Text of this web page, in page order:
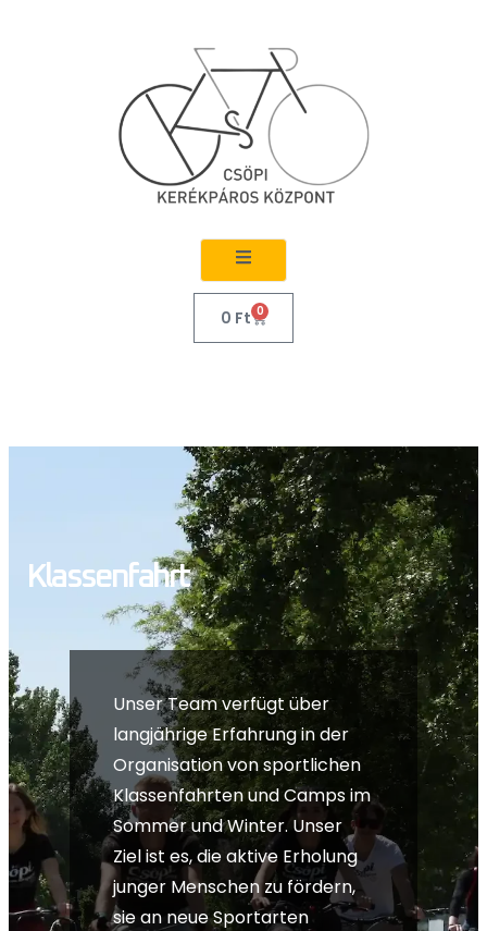
0 Ft 0
Klassenfahrt
Unser Team verfügt über
langjährige Erfahrung in der
Organisation von sportlichen
Klassenfahrten und Camps im
Sommer und Winter. Unser
Ziel ist es, die aktive Erholung
junger Menschen zu fördern,
sie an neue Sportarten